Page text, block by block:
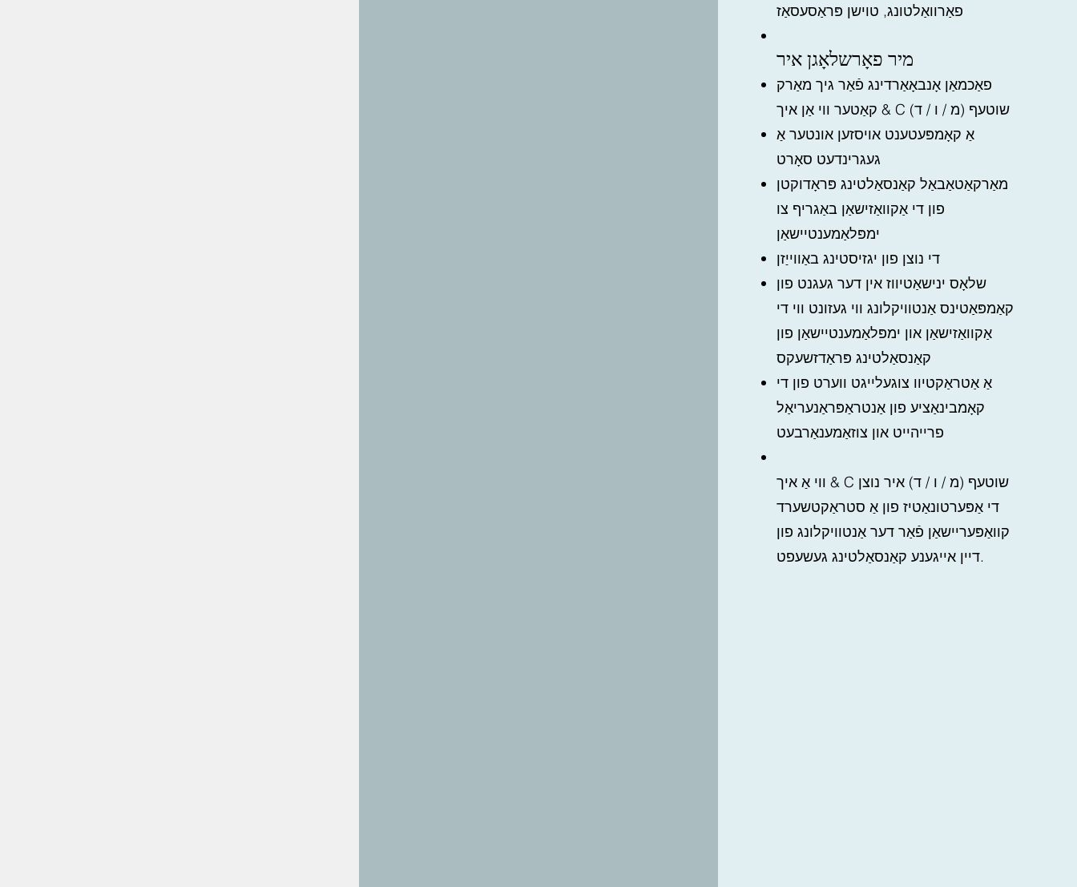
פאַרוואַלטונג, טוישן פּראַסעסאַז
מיר פאָרשלאָגן איר
פאַכמאַן אָנבאָאַרדינג פֿאַר גיך מאַרק
קאַטער ווי אַן איך & C שוטעף (מ / ו / ד)
אַ קאָמפּעטענט אויסזען אונטער אַ
געגרינדעט סאָרט
מאַרקאַטאַבאַל קאַנסאַלטינג פּראָדוקטן
פון די אַקוואַזישאַן באַגריף צו
ימפּלאַמענטיישאַן
די נוצן פון יגזיסטינג באַווייַזן
שלאָס ינישאַטיווז אין דער געגנט פון
קאַמפּאַטינס אַנטוויקלונג ווי געזונט ווי די
אַקוואַזישאַן און ימפּלאַמענטיישאַן פון
קאַנסאַלטינג פּראַדזשעקס
אַ אַטראַקטיוו צוגעלייגט ווערט פון די
קאָמבינאַציע פון אַנטראַפּראַנעריאַל
פרייהייט און צוזאַמענאַרבעט
ווי אַ איך & C שוטעף (מ / ו / ד) איר נוצן
די אַפּערטונאַטיז פון אַ סטראַקטשערד
קוואַפּעריישאַן פֿאַר דער אַנטוויקלונג פון
דיין אייגענע קאַנסאַלטינג געשעפט.